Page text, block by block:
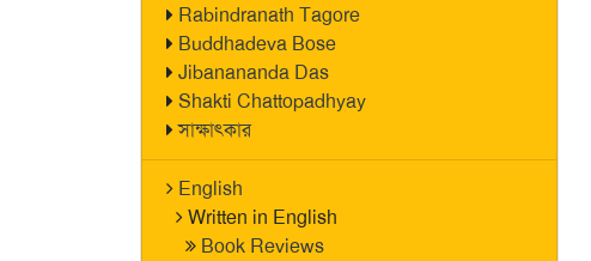
Rabindranath Tagore
Buddhadeva Bose
Jibanananda Das
Shakti Chattopadhyay
সাক্ষাৎকার
English
Written in English
Book Reviews